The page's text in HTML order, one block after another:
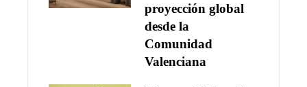
proyección global
desde la
Comunidad
Valenciana